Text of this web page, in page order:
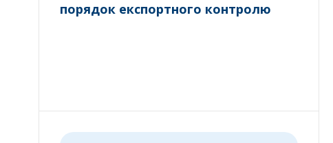
порядок експортного контролю